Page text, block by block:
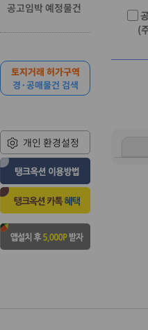
공고임박 예정물건
토지거래 허가구역
경·공매물건 검색
개인 환경설정
(